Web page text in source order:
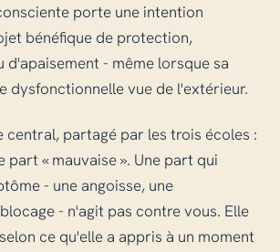
porte une intention
bénéfique de protection,
d'apaisement - même lorsque sa
dysfonctionnelle vue de l'extérieur.
central, partagé par les trois écoles :
part « mauvaise ». Une part qui
- une angoisse, une
- n'agit pas contre vous. Elle
ce qu'elle a appris à un moment